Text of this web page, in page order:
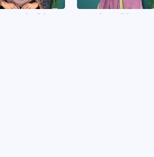
Cross Ready Hijab Cherry Hijab Orna